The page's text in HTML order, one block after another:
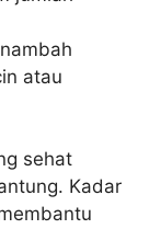
atau
sehat
Kadar